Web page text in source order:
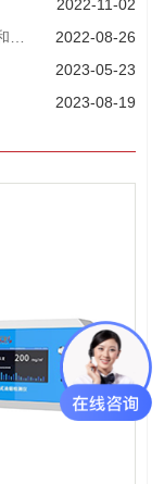
2022-11-02
2022-08-26
2023-05-23
2023-08-19